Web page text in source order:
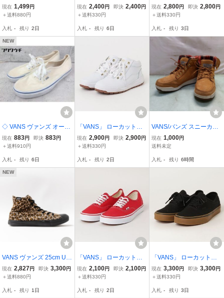
ー V98CF HMP SLIPON
スリッポン ネイビー×ホ
品◆kyKA21369N
現在 1,499円
＋送料880円
入札 - 残り 2日
ニーカー 25.5cm ブラウ
ン レディース
現在 2,400円 即決 2,400円
＋送料330円
入札 - 残り 6日
ニーカー 22.5cm グレー
レディース
現在 2,800円 即決 2,800円
＋送料330円
入札 - 残り 3日
NEW
◇ VANS ヴァンズ オーセ
ンティック スニーカー シ
ューズ サイズ22.5cm ア
現在 883円 即決 883円
＋送料910円
入札 - 残り 6日
「VANS」 ローカットス
ニーカー 23.5cm ホワイ
ト レディース
現在 2,900円 即決 2,900円
＋送料330円
入札 - 残り 2日
VANS/バンズ スニーカー
ブーツ V2621 27.5cm ハ
イカット ブラウン ティン
現在 1,000円
送料未定
入札 - 残り 6時間
NEW
VANS ヴァンズ 25cm US
7 レディース ハイカット
スニーカー CLASSIC SK
ルハイ 豹柄 ベージュ ブ
現在 2,827円 即決 3,300円
＋送料880円
入札 - 残り 1日
「VANS」 ローカットス
ニーカー 27.0cm レッド
レディース
現在 2,100円 即決 2,100円
＋送料330円
入札 - 残り 2日
「VANS」 ローカットス
ニーカー 25.5cm ブラッ
ク レディース
現在 3,300円 即決 3,300円
＋送料330円
入札 - 残り 3日